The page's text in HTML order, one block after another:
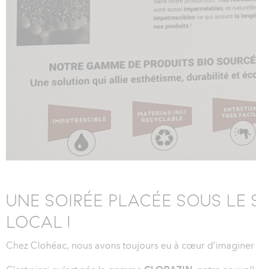
UNE SOIRÉE PLACÉE SOUS
LOCAL !
Chez Clohéac, nous avons toujours eu à cœur